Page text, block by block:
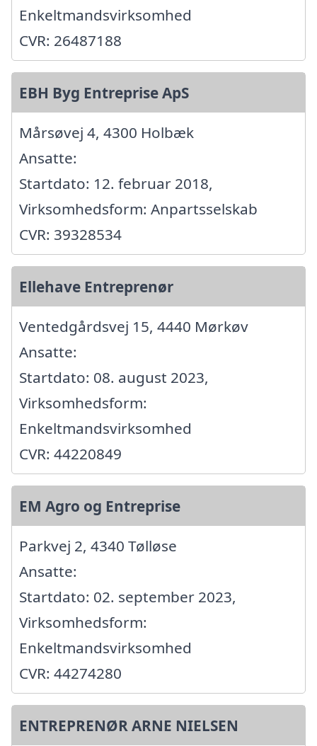
Enkeltmandsvirksomhed
CVR: 26487188
EBH Byg Entreprise ApS
Mårsøvej 4, 4300 Holbæk
Ansatte:
Startdato: 12. februar 2018,
Virksomhedsform: Anpartsselskab
CVR: 39328534
Ellehave Entreprenør
Ventedgårdsvej 15, 4440 Mørkøv
Ansatte:
Startdato: 08. august 2023,
Virksomhedsform:
Enkeltmandsvirksomhed
CVR: 44220849
EM Agro og Entreprise
Parkvej 2, 4340 Tølløse
Ansatte:
Startdato: 02. september 2023,
Virksomhedsform:
Enkeltmandsvirksomhed
CVR: 44274280
ENTREPRENØR ARNE NIELSEN